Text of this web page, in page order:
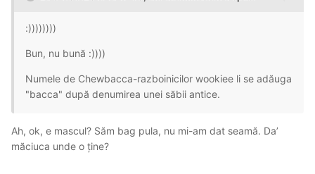
:))))))))
Bun, nu bună :))))
Numele de Chewbacca-razboinicilor wookiee li se adăuga
"bacca" după denumirea unei săbii antice.
Ah, ok, e mascul? Săm bag pula, nu mi-am dat seamă. Da’
măciuca unde o ține?